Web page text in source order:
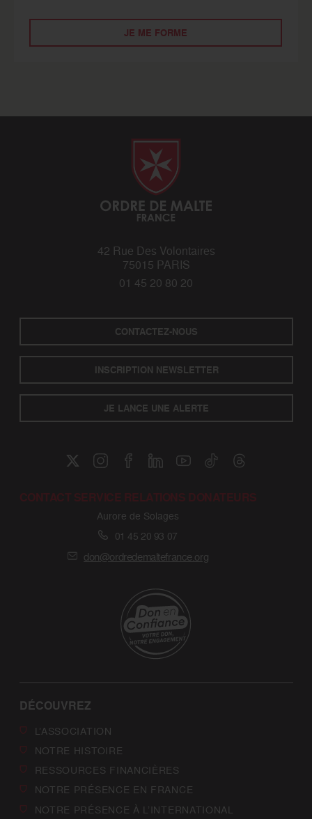
JE ME FORME
42 Rue Des Volontaires
75015 PARIS
01 45 20 80 20
CONTACTEZ-NOUS
INSCRIPTION NEWSLETTER
JE LANCE UNE ALERTE
CONTACT SERVICE RELATIONS DONATEURS
Aurore de Solages
01 45 20 93 07
don@ordredemaltefrance.org
DÉCOUVREZ
L’ASSOCIATION
NOTRE HISTOIRE
RESSOURCES FINANCIÈRES
NOTRE PRÉSENCE EN FRANCE
NOTRE PRÉSENCE À L’INTERNATIONAL